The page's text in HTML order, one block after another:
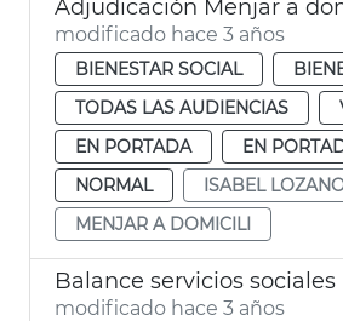
Adjudicación Menjar a
modificado hace 3 años
BIENESTAR SOCIAL
TODAS LAS AUDIENCIAS
EN PORTADA
EN
NORMAL
ISABEL
MENJAR A DOMICILI
Balance servicios sociales
modificado hace 3 años